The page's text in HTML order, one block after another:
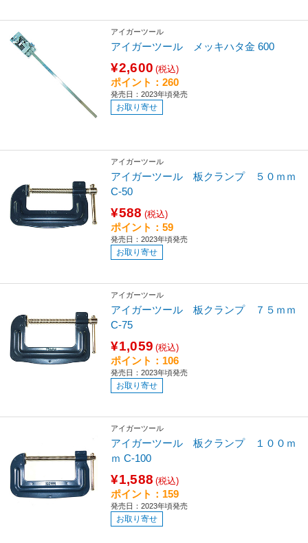
アイガーツール
アイガーツール メッキハタ金 600
¥2,600 (税込)
ポイント：260
発売日：2023年頃発売
お取り寄せ
アイガーツール
アイガーツール 板クランプ ５０ｍｍ
C-50
¥588 (税込)
ポイント：59
発売日：2023年頃発売
お取り寄せ
アイガーツール
アイガーツール 板クランプ ７５ｍｍ
C-75
¥1,059 (税込)
ポイント：106
発売日：2023年頃発売
お取り寄せ
アイガーツール
アイガーツール 板クランプ １００ｍ
ｍ C-100
¥1,588 (税込)
ポイント：159
発売日：2023年頃発売
お取り寄せ